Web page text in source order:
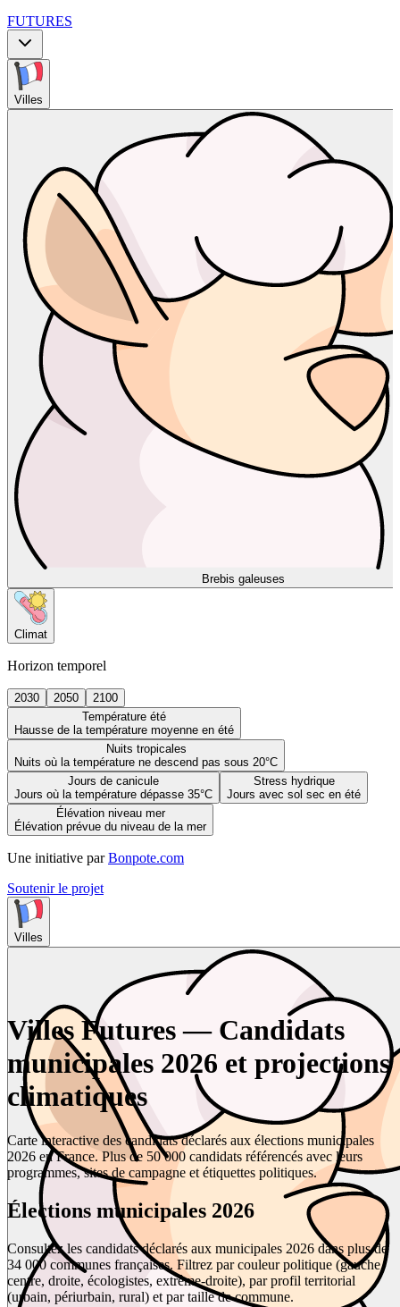
FUTURES
Villes
Brebis galeuses
Climat
Horizon temporel
2030 2050
2100
Température été
Hausse de la température moyenne en été
Nuits tropicales
Nuits où la température ne descend pas sous 20°C
Jours de canicule
Jours où la température dépasse 35°C
Stress hydrique
Jours avec sol sec en été
Élévation niveau mer
Élévation prévue du niveau de la mer
Une initiative par Bonpote.com
Soutenir le projet
Villes
Villes Futures — Candidats
municipales 2026 et projections
climatiques
Carte interactive des candidats déclarés aux élections municipales
2026 en France. Plus de 50 000 candidats référencés avec leurs
programmes, sites de campagne et étiquettes politiques.
Élections municipales 2026
Consultez les candidats déclarés aux municipales 2026 dans plus de
34 000 communes françaises. Filtrez par couleur politique (gauche,
centre, droite, écologistes, extrême-droite), par profil territorial
(urbain, périurbain, rural) et par taille de commune.